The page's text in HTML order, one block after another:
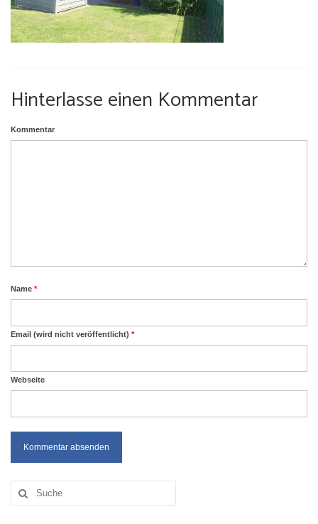
Umgebung
Hinterlasse einen Kommentar
Kommentar
Name *
Email (wird nicht veröffentlicht) *
Webseite
Suche
nach: